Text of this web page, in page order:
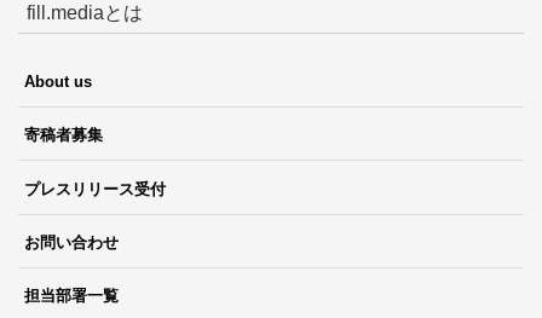
fill.mediaとは
About us
寄稿者募集
プレスリリース受付
お問い合わせ
担当部署一覧